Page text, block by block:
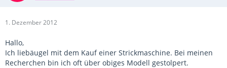
1. Dezember 2012
Hallo,
Ich liebäugel mit dem Kauf einer Strickmaschine. Bei meinen
Recherchen bin ich oft über obiges Modell gestolpert.